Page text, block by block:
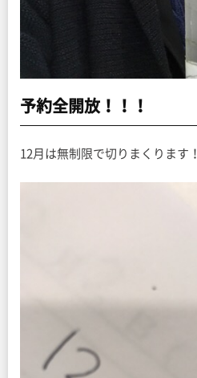
予約全開放！！！
12月は無制限で切りまくります！